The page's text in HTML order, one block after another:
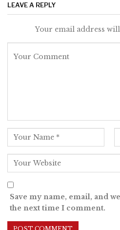
LEAVE A REPLY
Your email address
Save my name, email, and
the next time I comment.